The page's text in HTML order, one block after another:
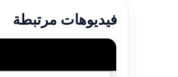
فيديوهات مرتبطة